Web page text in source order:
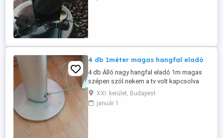
4 db 1méter magas hangfal eladó
4 db Álló nagy hangfal eladó 1m magas
szépen szól.nekem a tv volt kapcsolva
XXI. kerület, Budapest
január 1